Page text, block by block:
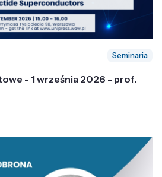
Seminaria
- 1 września 2026 - prof.